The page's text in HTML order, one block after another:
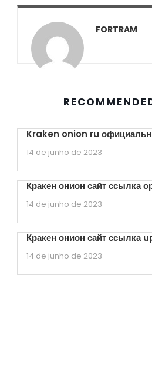
FORTRAM
Kraken onion ru
14 de junho de 2023
Кракен онион сайт ссылка
14 de junho de 2023
Кракен онион сайт ссылка
14 de junho de 2023